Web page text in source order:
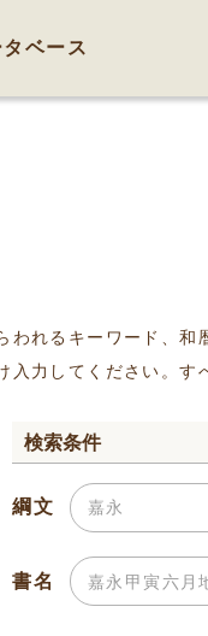
ベース
われるキーワード、
入力してください。
検索条件
綱文
書名